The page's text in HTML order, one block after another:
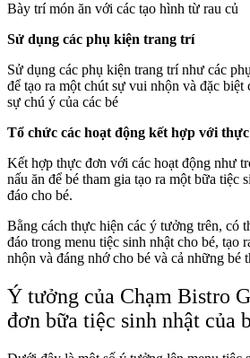
Bày trí món ăn với các tạo hình từ rau củ
Sử dụng các phụ kiện trang trí
Sử dụng các phụ kiện trang trí như các
để tạo ra một chút sự vui nhộn và đặc
sự chú ý của các bé
Tổ chức các hoạt động kết hợp với
Kết hợp thực đơn với các hoạt động như
nấu ăn để bé tham gia tạo ra một bữa tiệc
đáo cho bé.
Bằng cách thực hiện các ý tưởng trên, có
đáo trong menu tiệc sinh nhật cho bé, tạo
nhộn và đáng nhớ cho bé và cả những bé
Ý tưởng của Chạm Bistro
đơn bữa tiệc sinh nhật của